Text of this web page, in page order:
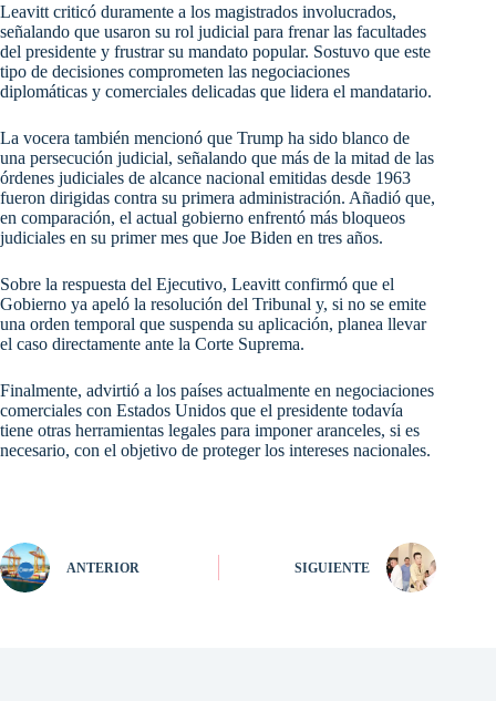
Leavitt criticó duramente a los magistrados involucrados,
señalando que usaron su rol judicial para frenar las facultades
del presidente y frustrar su mandato popular. Sostuvo que este
tipo de decisiones comprometen las negociaciones
diplomáticas y comerciales delicadas que lidera el mandatario.
La vocera también mencionó que Trump ha sido blanco de
una persecución judicial, señalando que más de la mitad de las
órdenes judiciales de alcance nacional emitidas desde 1963
fueron dirigidas contra su primera administración. Añadió que,
en comparación, el actual gobierno enfrentó más bloqueos
judiciales en su primer mes que Joe Biden en tres años.
Sobre la respuesta del Ejecutivo, Leavitt confirmó que el
Gobierno ya apeló la resolución del Tribunal y, si no se emite
una orden temporal que suspenda su aplicación, planea llevar
el caso directamente ante la Corte Suprema.
Finalmente, advirtió a los países actualmente en negociaciones
comerciales con Estados Unidos que el presidente todavía
tiene otras herramientas legales para imponer aranceles, si es
necesario, con el objetivo de proteger los intereses nacionales.
ANTERIOR SIGUIENTE